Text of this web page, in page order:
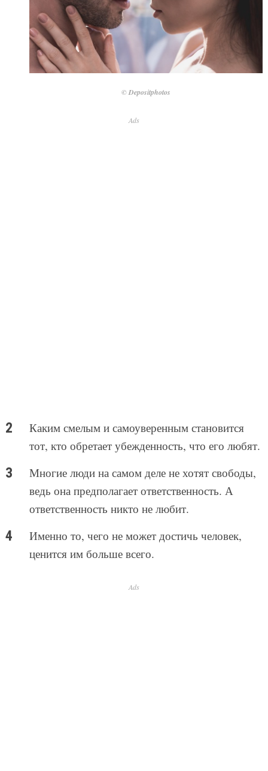
© Depositphotos
Ads
Каким смелым и самоуверенным становится
тот, кто обретает убежденность, что его любят.
Многие люди на самом деле не хотят свободы,
ведь она предполагает ответственность. А
ответственность никто не любит.
Именно то, чего не может достичь человек,
ценится им больше всего.
Ads